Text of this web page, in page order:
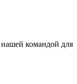
командой для